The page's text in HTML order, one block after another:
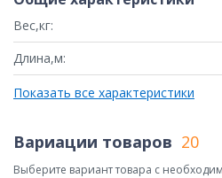
Вес,кг:
Длина,м:
Показать все характеристики
Вариации товаров 20
Выберите вариант товара с